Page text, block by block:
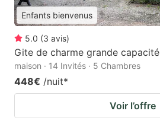
Enfants bienvenus
5.0 (3 avis)
Gite de charme grande capacité
maison · 14 Invités · 5 Chambres
448€ /nuit*
Voir l’offre